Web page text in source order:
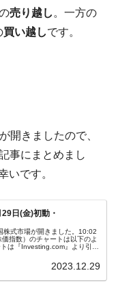
が着韓！⇒ さっそ
勢力」のプラカー
18.4GW規模のAIデ
ば。
価暴落で200兆蒸
ドを通報しようキ
⇒ 耐久性「なさす
』ズブズブ沈む。
売り越し 。一方の
買い越しです。
開きましたので、
事にまとめまし
いです。
日(金)初動・
式市場が開きました。10:02
指数）のチャートは以下のよ
は『Investing.com』より引
2023.12.29